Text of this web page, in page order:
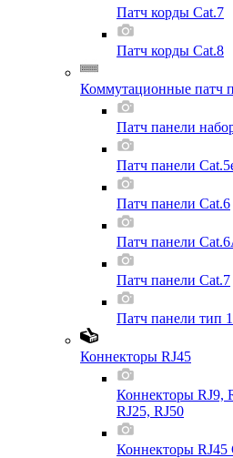
Патч корды Cat.7
Патч корды Cat.8
Коммутационные патч
Патч панели
Патч панели
Патч панели Cat.6
Патч панели
Патч панели Cat.7
Патч панели тип
Коннекторы RJ45
Коннекторы RJ9,
RJ25, RJ50
Коннекторы RJ45